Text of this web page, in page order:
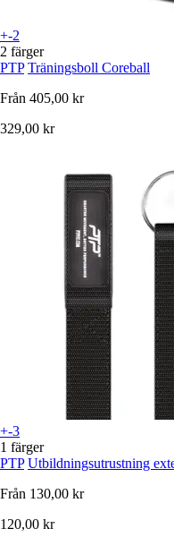
+-2
2 färger
PTP Träningsboll Coreball
Från 405,00 kr
329,00 kr
+-3
1 färger
PTP Utbildningsutrustning
Från 130,00 kr
120,00 kr